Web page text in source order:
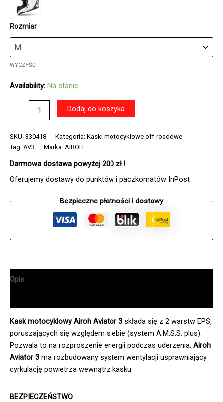
Rozmiar
WYCZYŚĆ
Availability: Na stanie
AVIATOR
3
RED
GLOSS
Dodaj do koszyka
SKU: 330418 Kategoria: Kaski motocyklowe off-roadowe
Tag: AV3 Marka: AIROH
Darmowa dostawa powyżej 200 zł !
Oferujemy dostawy do punktów i paczkomatów InPost
Bezpieczne płatności i dostawy
Opis
Kask motocyklowy Airoh Aviator 3 składa się z 2 warstw EPS,
poruszających się względem siebie (system A.M.S.S. plus).
Pozwala to na rozproszenie energii podczas uderzenia. Airoh
Aviator 3 ma rozbudowany system wentylacji usprawniający
cyrkulację powietrza wewnątrz kasku.
BEZPIECZEŃSTWO